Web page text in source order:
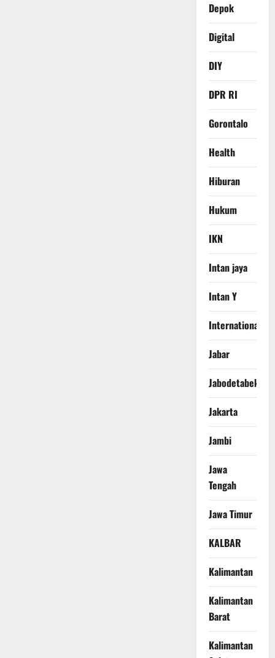
Depok
Digital
DIY
DPR RI
Gorontalo
Health
Hiburan
Hukum
IKN
Intan jaya
Intan Y
International
Jabar
Jabodetabek
Jakarta
Jambi
Jawa
Tengah
Jawa Timur
KALBAR
Kalimantan
Kalimantan
Barat
Kalimantan